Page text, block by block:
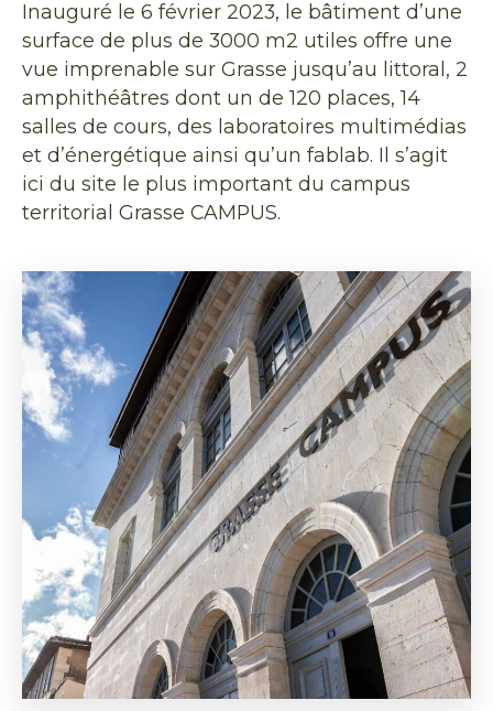
Inauguré le 6 février 2023, le bâtiment d’une
surface de plus de 3000 m2 utiles offre une
vue imprenable sur Grasse jusqu’au littoral, 2
amphithéâtres dont un de 120 places, 14
salles de cours, des laboratoires multimédias
et d’énergétique ainsi qu’un fablab. Il s’agit
ici du site le plus important du campus
territorial Grasse CAMPUS.